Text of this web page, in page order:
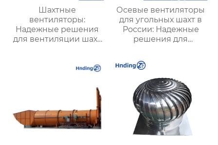
Шахтные
вентиляторы:
Надежные решения
для вентиляции шахт
Осевые вентиляторы
для угольных шахт в
России: Надежные
решения для
вентиляции и
безопасности